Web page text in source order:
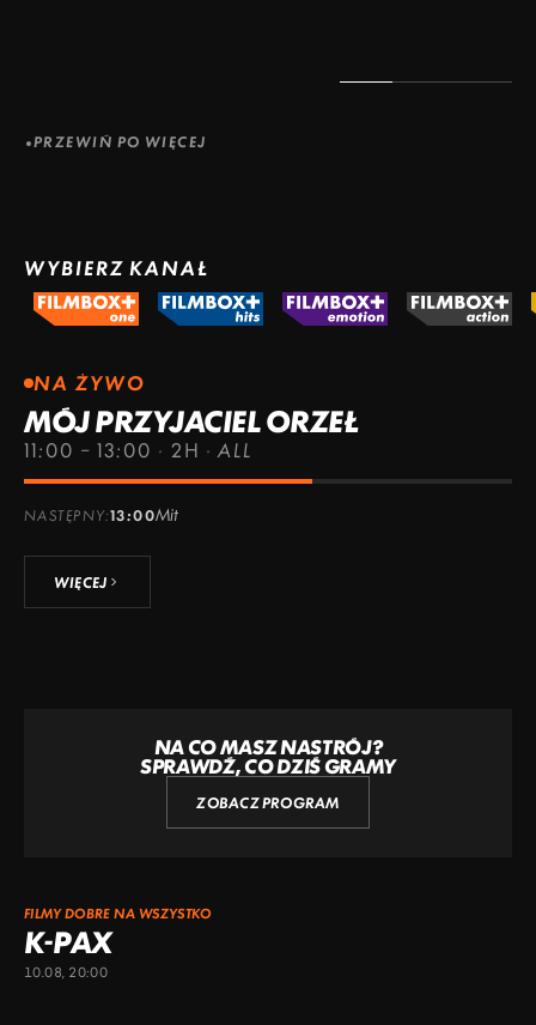
PRZEWIŃ PO WIĘCEJ
WYBIERZ KANAŁ
NA ŻYWO
MÓJ PRZYJACIEL ORZEŁ
11:00 – 13:00 · 2H ·ALL
NASTĘPNY:13:00Mit
WIĘCEJ
NA CO MASZ NASTRÓJ?
SPRAWDŹ, CO DZIŚ GRAMY
ZOBACZ PROGRAM
FILMY DOBRE NA WSZYSTKO
K-PAX
10.08, 20:00